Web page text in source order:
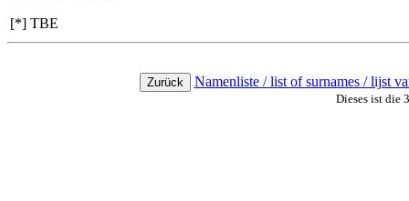
[*] TBE
Namenliste / list of surnames / lijst
Dieses ist die